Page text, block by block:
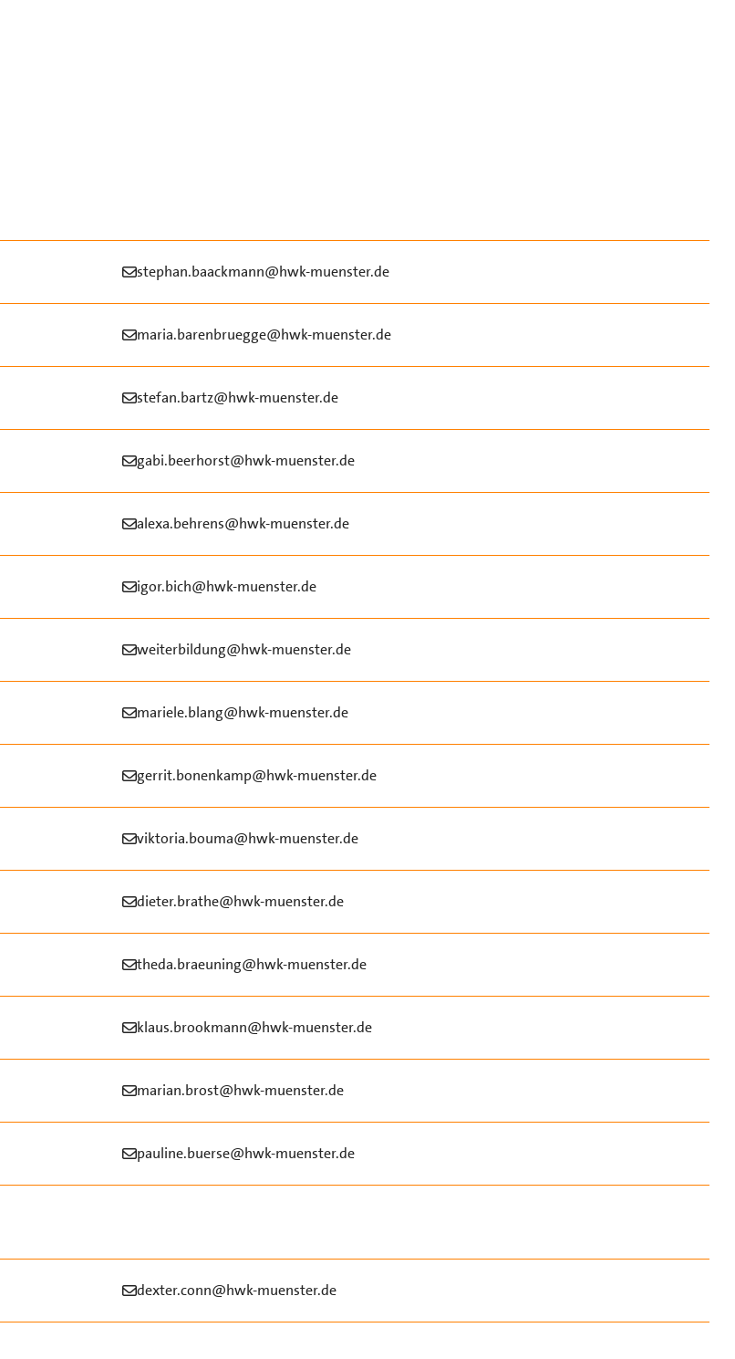
stephan.baackmann@hwk-muenster.de
maria.barenbruegge@hwk-muenster.de
stefan.bartz@hwk-muenster.de
gabi.beerhorst@hwk-muenster.de
alexa.behrens@hwk-muenster.de
igor.bich@hwk-muenster.de
weiterbildung@hwk-muenster.de
mariele.blang@hwk-muenster.de
gerrit.bonenkamp@hwk-muenster.de
viktoria.bouma@hwk-muenster.de
dieter.brathe@hwk-muenster.de
theda.braeuning@hwk-muenster.de
klaus.brookmann@hwk-muenster.de
marian.brost@hwk-muenster.de
pauline.buerse@hwk-muenster.de
dexter.conn@hwk-muenster.de